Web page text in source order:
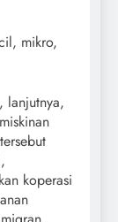
mikro,
lanjutnya,
koperasi